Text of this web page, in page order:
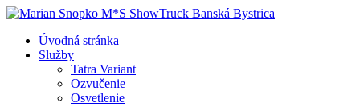
Úvodná stránka
Služby
Tatra Variant
Ozvučenie
Osvetlenie